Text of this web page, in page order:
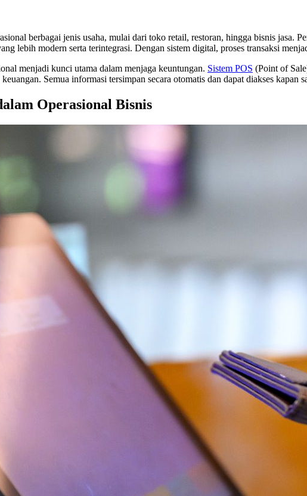
berbagai jenis usaha, mulai dari toko retail, restoran, hingga bisnis jasa.
lebih modern serta terintegrasi. Dengan sistem digital, proses transaksi
menjadi kunci utama dalam menjaga keuntungan. Sistem POS (Point of
Semua informasi tersimpan secara otomatis dan dapat diakses kapan
Operasional Bisnis